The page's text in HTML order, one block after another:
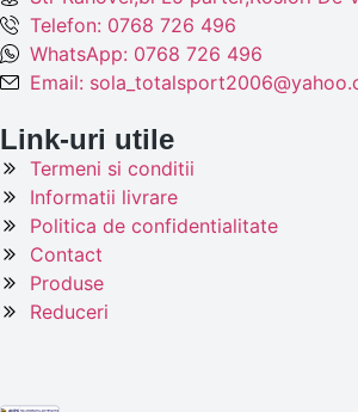
Telefon: 0768 726 496
WhatsApp: 0768 726 496
Email:
Link-uri utile
Termeni si conditii
Informatii livrare
Politica de confidentialitate
Contact
Produse
Reduceri